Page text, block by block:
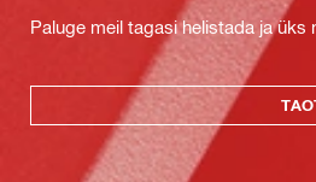
Paluge meil tagasi helistada ja